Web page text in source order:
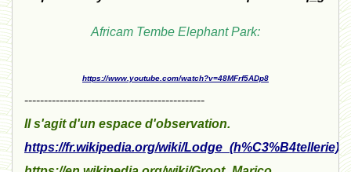
Africam Tembe Elephant Park:
https://www.youtube.com/watch?v=48MFrf5ADp8
----------------------------------------------
Il s'agit d'un espace d'observation.
https://fr.wikipedia.org/wiki/Lodge_ (h%C3%B4tellerie)